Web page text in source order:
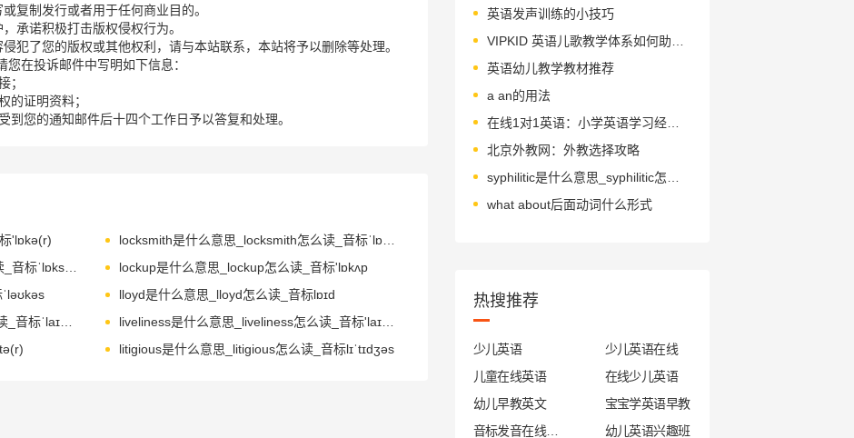
复制发行或者用于任何商业目的。
承诺积极打击版权侵权行为。
犯了您的版权或其他权利，请与本站联系，本站将予以删除等处理。
在投诉邮件中写明如下信息：
；
的证明资料；
到您的通知邮件后十四个工作日予以答复和处理。
'lɒkə(r)
locksmith是什么意思_locksmith怎么读_音标ˈlɒksmɪθ
lockstep是什么意思_lockstep怎么读_音标ˈlɒkstep
lockup是什么意思_lockup怎么读_音标'lɒkʌp
lloyd是什么意思_lloyd怎么读_音标lɒɪd
livestock是什么意思_livestock怎么读_音标ˈlaɪvstɒk
liveliness是什么意思_liveliness怎么读_音标'laɪvlɪnəs
litigious是什么意思_litigious怎么读_音标lɪˈtɪdʒəs
英语发声训练的小技巧
英语幼儿教学教材推荐
a an的用法
在线1对1英语：小学英语学习经验分享
北京外教网：外教选择攻略
what about后面动词什么形式
热搜推荐
少儿英语
少儿英语在线
儿童在线英语
在线少儿英语
幼儿早教英文
宝宝学英语早教
幼儿英语兴趣班